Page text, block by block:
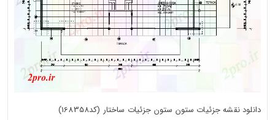
دانلود نقشه جزئیات ستون ستون جزئیات ساختار (کد168358)